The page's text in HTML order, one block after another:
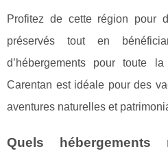
Profitez de cette région pour
préservés tout en
d’hébergements pour toute
Carentan est idéale pour des
aventures naturelles et
Quels hébergements